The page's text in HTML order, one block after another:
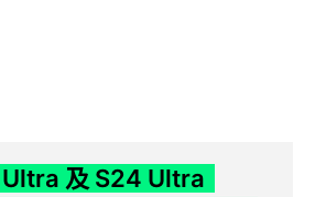
及 S24 Ultra